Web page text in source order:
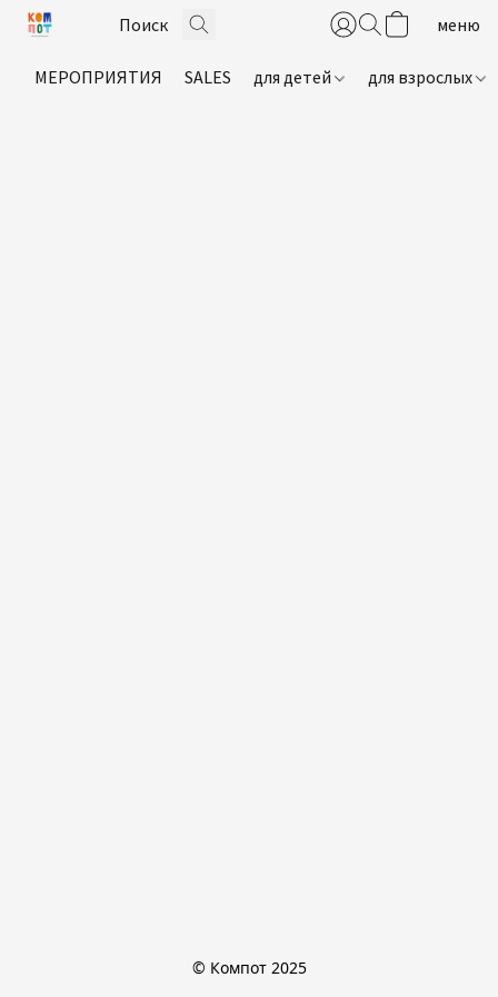
МЕРОПРИЯТИЯ SALES для детей для взрослых
© Компот 2025